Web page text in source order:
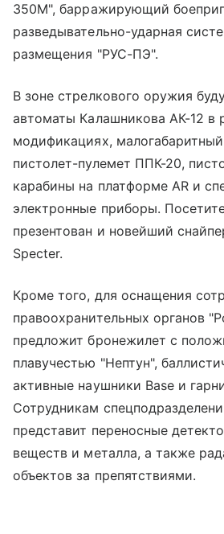
350М", барражирующий
разведывательно-ударная
размещения "РУС-ПЭ".
В зоне стрелкового оружия
автоматы Калашникова АК-12 в
модификациях,
пистолет-пулемет ППК-20,
карабины на платформе AR и
электронные приборы.
презентован и новейший
Specter.
Кроме того, для оснащения
правоохранительных органов
предложит бронежилет с
плавучестью "Нептун",
активные наушники Base и
Сотрудникам
представит переносные
веществ и металла, а также
объектов за препятствиями.